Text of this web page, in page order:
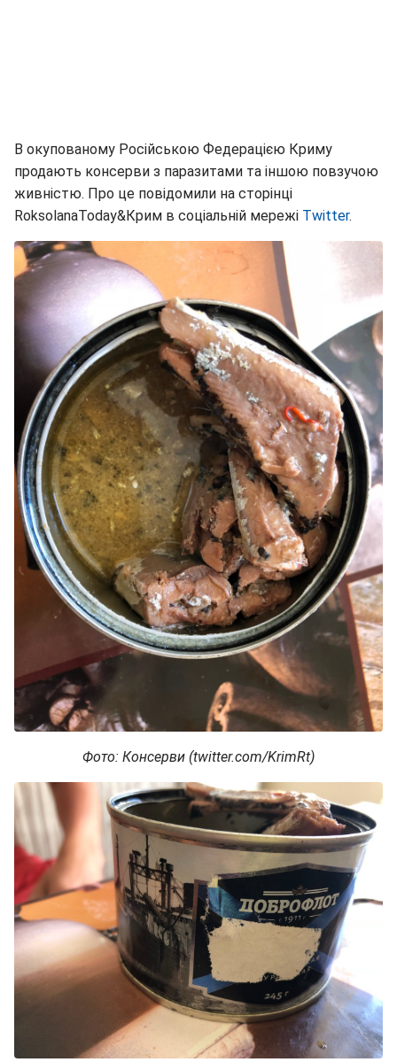
В окупованому Російською Федерацією Криму
продають консерви з паразитами та іншою повзучою
живністю. Про це повідомили на сторінці
RoksolanaToday&Крим в соціальній мережі Twitter.
Фото: Консерви (twitter.com/KrimRt)